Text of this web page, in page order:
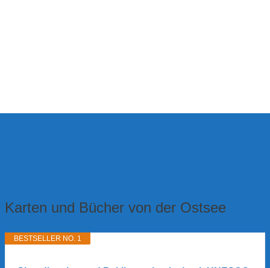
Karten und Bücher von der Ostsee
BESTSELLER NO. 1